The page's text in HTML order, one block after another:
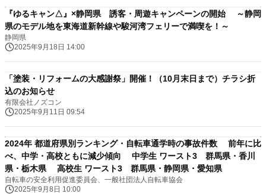
『ゆるキャン△』×静岡県 誘客・周遊キャンペーンの開始 ～静岡
県のモデル地を東海道新幹線や駿河湾フェリーで満喫を！～
静岡県
2025年9月18日 14:00
「塗装・リフォームの大感謝祭」開催！（10月末日まで）チラシ折
込のお知らせ
有限会社ノズコン
2025年9月11日 09:54
2024年 都道府県別ランキング・自転車通学時の事故件数 前年に比
べ、中学・高校ともに減少傾向 中学生 ワースト3 群馬県・香川
県・栃木県 高校生 ワースト3 群馬県・静岡県・愛知県
自転車の安全利用促進委員会、一般社団法人自転車協会
2025年9月8日 10:00